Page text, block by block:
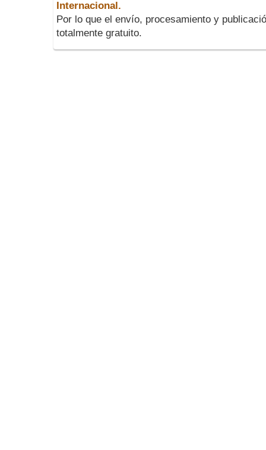
Internacional.
Por lo que el envío, procesamiento y
totalmente gratuito.